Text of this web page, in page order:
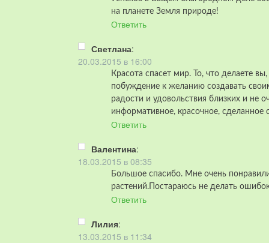
на планете Земля природе!
Ответить
Светлана:
20.03.2015 в 16:00
Красота спасет мир. То, что делаете
побуждение к желанию создавать
радости и удовольствия близких и не
информативное, красочное,
Ответить
Валентина:
18.03.2015 в 08:35
Большое спасибо. Мне очень
растений.Постараюсь не делать
Ответить
Лилия:
13.03.2015 в 11:34